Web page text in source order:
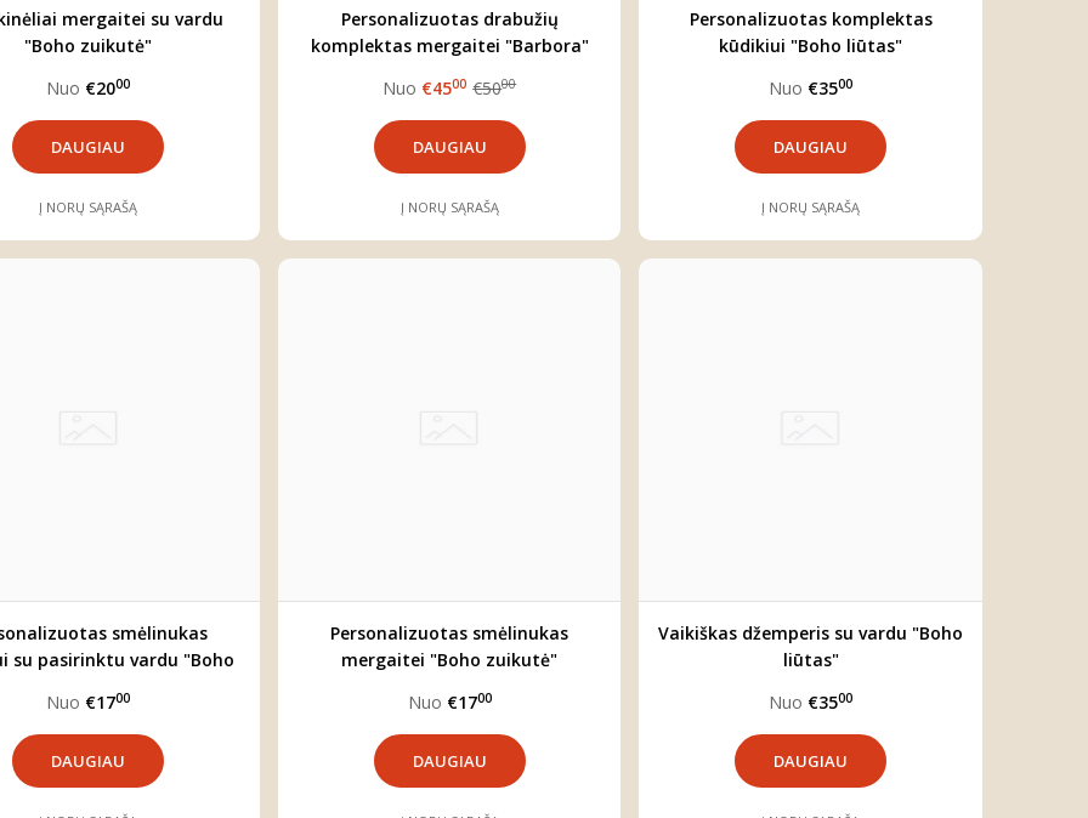
mergaitei su vardu
"Boho zuikutė"
Nuo €2000
DAUGIAU
Į NORŲ SĄRAŠĄ
Personalizuotas drabužių
komplektas mergaitei "Barbora"
Nuo €4500 €5000
DAUGIAU
Į NORŲ SĄRAŠĄ
Personalizuotas komplektas
kūdikiui "Boho liūtas"
Nuo €3500
DAUGIAU
Į NORŲ SĄRAŠĄ
smėlinukas
su pasirinktu vardu "Boho
Nuo €1700
DAUGIAU
Personalizuotas smėlinukas
mergaitei "Boho zuikutė"
Nuo €1700
DAUGIAU
Vaikiškas džemperis su vardu "Boho
liūtas"
Nuo €3500
DAUGIAU